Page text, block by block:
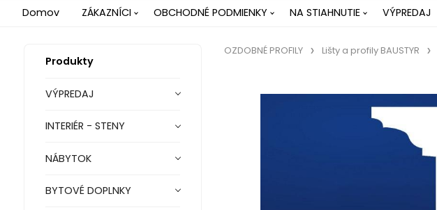
Domov ZÁKAZNÍCI OBCHODNÉ PODMIENKY NA STIAHNUTIE VÝPREDAJ
Produkty
VÝPREDAJ
INTERIÉR - STENY
NÁBYTOK
BYTOVÉ DOPLNKY
OZDOBNÉ PROFILY Lišty a profily BAUSTYR